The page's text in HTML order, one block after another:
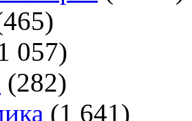
057)
(282)
(1 641)